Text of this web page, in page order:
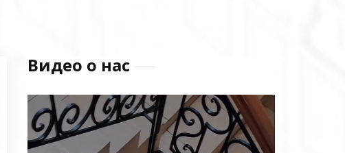
Видео о нас
Видеоплеер